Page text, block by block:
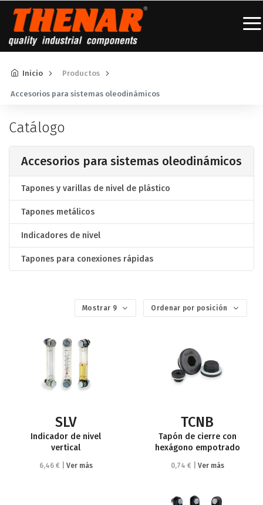
Inicio Productos
Accesorios para sistemas oleodinámicos
Catálogo
Accesorios para sistemas oleodinámicos
Tapones y varillas de nivel de plástico
Tapones metálicos
Indicadores de nivel
Tapones para conexiones rápidas
Mostrar 9 Ordenar por posición
SLV
Indicador de nivel
vertical
6,46 € | Ver más
TCNB
Tapón de cierre con
hexágono empotrado
0,74 € | Ver más